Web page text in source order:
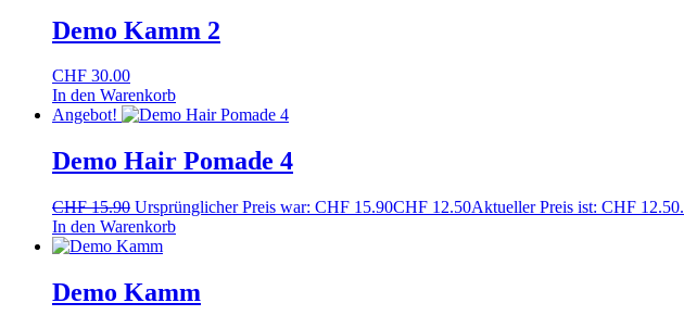
Demo Kamm 2
CHF 30.00
In den Warenkorb
Angebot!
Demo Hair Pomade 4
CHF15.90 Ursprünglicher Preis war: CHF 15.90CHF 12.50Aktueller Preis ist: CHF 12.50.
In den Warenkorb
Demo Kamm